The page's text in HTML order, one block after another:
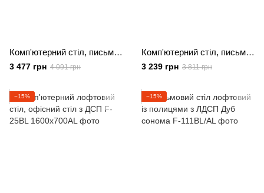
Комп'ютерний стіл, письмовий стіл на 6 поличок з ДСП
3 477 грн 4 091 грн
Комп'ютерний стіл, письмовий стіл на 2 полички з ДСП
3 239 грн 3 811 грн
−15% −15%